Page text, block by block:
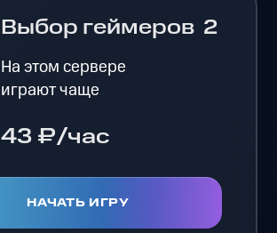
Выбор геймеров 2
На этом сервере
играют чаще
43 ₽/час
НАЧАТЬ ИГРУ